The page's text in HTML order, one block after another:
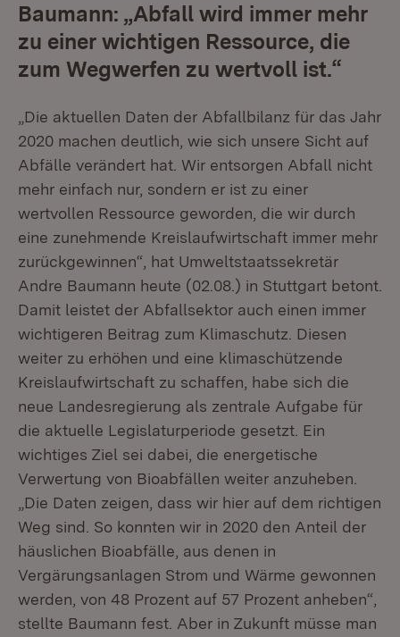
Baumann: „Abfall wird immer mehr
zu einer wichtigen Ressource, die
zum Wegwerfen zu wertvoll ist.“
„Die aktuellen Daten der Abfallbilanz für das Jahr
2020 machen deutlich, wie sich unsere Sicht auf
Abfälle verändert hat. Wir entsorgen Abfall nicht
mehr einfach nur, sondern er ist zu einer
wertvollen Ressource geworden, die wir durch
eine zunehmende Kreislaufwirtschaft immer mehr
zurückgewinnen“, hat Umweltstaatssekretär
Andre Baumann heute (02.08.) in Stuttgart betont.
Damit leistet der Abfallsektor auch einen immer
wichtigeren Beitrag zum Klimaschutz. Diesen
weiter zu erhöhen und eine klimaschützende
Kreislaufwirtschaft zu schaffen, habe sich die
neue Landesregierung als zentrale Aufgabe für
die aktuelle Legislaturperiode gesetzt. Ein
wichtiges Ziel sei dabei, die energetische
Verwertung von Bioabfällen weiter anzuheben.
„Die Daten zeigen, dass wir hier auf dem richtigen
Weg sind. So konnten wir in 2020 den Anteil der
häuslichen Bioabfälle, aus denen in
Vergärungsanlagen Strom und Wärme gewonnen
werden, von 48 Prozent auf 57 Prozent anheben“,
stellte Baumann fest. Aber in Zukunft müsse man